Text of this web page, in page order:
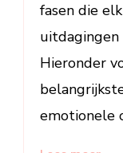
fasen die
uitdagingen
Hieronder
emotionele